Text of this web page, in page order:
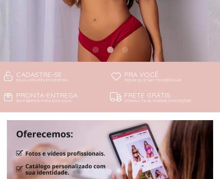
CADASTRE-SE
SEJA UMA REVENDEDORA
PRA VOCÊ
PEÇAS QUE SÃO TENDÊNCIAS!
PRONTA-ENTREGA
DA FÁBRICA PARA SUA LOJA
FRETE GRÁTIS
CONSULTE AS NOSSAS CONDIÇÕES